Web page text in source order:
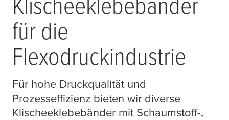
für die
Flexodruckindustrie
Für hohe Druckqualität und
Prozesseffizienz bieten wir diverse
Klischeeklebebänder mit Schaumstoff-,